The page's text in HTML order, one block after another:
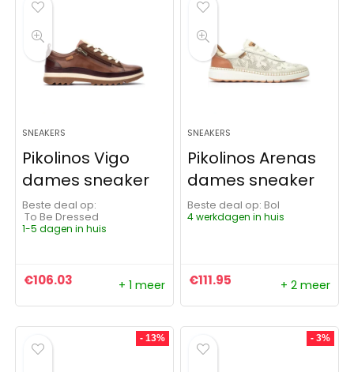
SNEAKERS
Pikolinos Vigo
dames sneaker
Beste deal op:
To Be Dressed
1-5 dagen in huis
€106.03 + 1 meer
SNEAKERS
Pikolinos Arenas
dames sneaker
Beste deal op:
Bol
4 werkdagen in huis
€111.95 + 2 meer
- 13% - 3%